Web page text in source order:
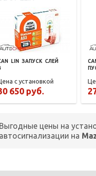
LIN ЗАПУСК СЛЕЙ
с установкой
650 руб.
Выгодные цены на
автосигнализации на